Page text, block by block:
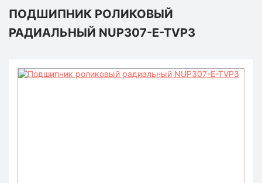
ПОДШИПНИК РОЛИКОВЫЙ
РАДИАЛЬНЫЙ NUP307-E-TVP3